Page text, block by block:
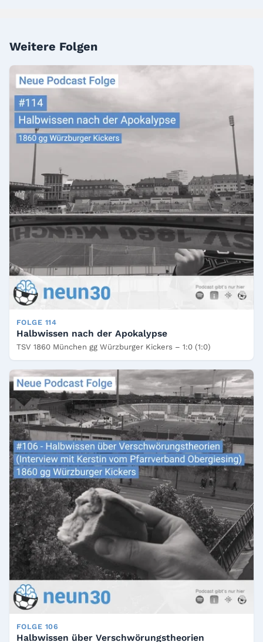
Weitere Folgen
FOLGE 114
Halbwissen nach der Apokalypse
TSV 1860 München gg Würzburger Kickers – 1:0 (1:0)
FOLGE 106
Halbwissen über Verschwörungstheorien